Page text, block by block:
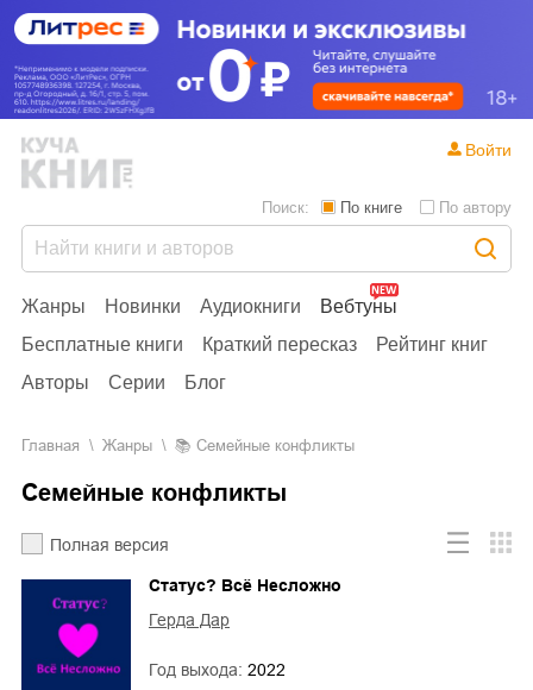
Жанры Новинки Аудиокниги
Вебтуны
Бесплатные книги
Краткий пересказ
Рейтинг книг
Авторы
Серии Блог
Поиск: По книге По автору
Войти
Главная Жанры Семейные конфликты
Семейные конфликты
Полная версия
Статус? Всё Несложно
Герда Дар
Год выхода: 2022